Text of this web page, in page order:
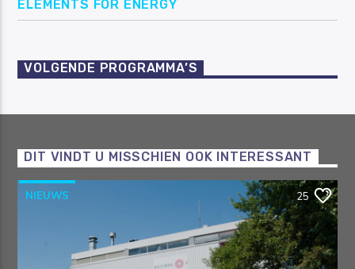
ELEMENTS FOR ENERGY
VOLGENDE PROGRAMMA’S
DIT VINDT U MISSCHIEN OOK INTERESSANT
NIEUWS 25